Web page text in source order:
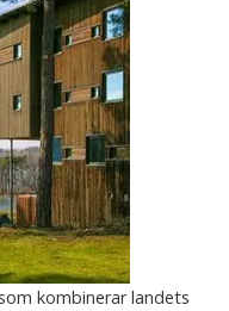
kombinerar landets